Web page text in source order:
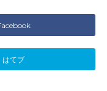
はてブ